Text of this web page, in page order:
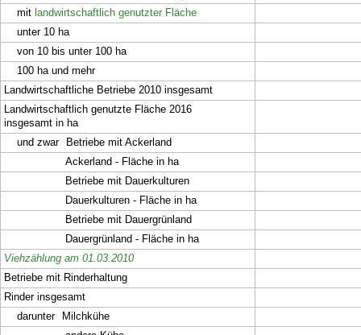
mitlandwirtschaftlich genutzter Fläche
unter 10 ha
von 10 bis unter 100 ha
100 ha und mehr
Landwirtschaftliche Betriebe 2010 insgesamt
Landwirtschaftlich genutzte Fläche 2016
insgesamt in ha
und zwar
Betriebe mit Ackerland
Ackerland - Fläche in ha
Betriebe mit Dauerkulturen
Dauerkulturen - Fläche in ha
Betriebe mit Dauergrünland
Dauergrünland - Fläche in ha
Viehzählung am 01.03.2010
Betriebe mit Rinderhaltung
Rinder insgesamt
darunter
Milchkühe